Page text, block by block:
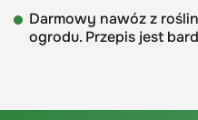
Darmowy nawóz z
ogrodu. Przepis jest